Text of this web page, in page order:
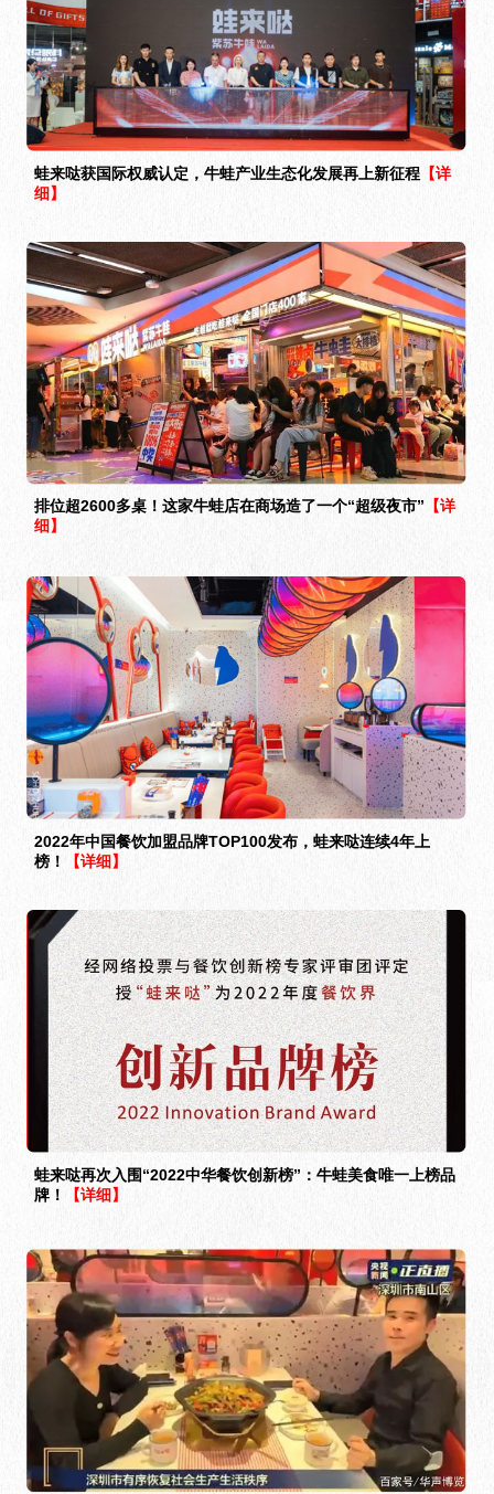
蛙来哒获国际权威认定，牛蛙产业生态化发展再上新征程 【详
细】
排位超2600多桌！这家牛蛙店在商场造了一个“超级夜市” 【详
细】
2022年中国餐饮加盟品牌TOP100发布，蛙来哒连续4年上
榜！
【详细】
蛙来哒再次入围“2022中华餐饮创新榜”：牛蛙美食唯一上榜品
牌！
【详细】